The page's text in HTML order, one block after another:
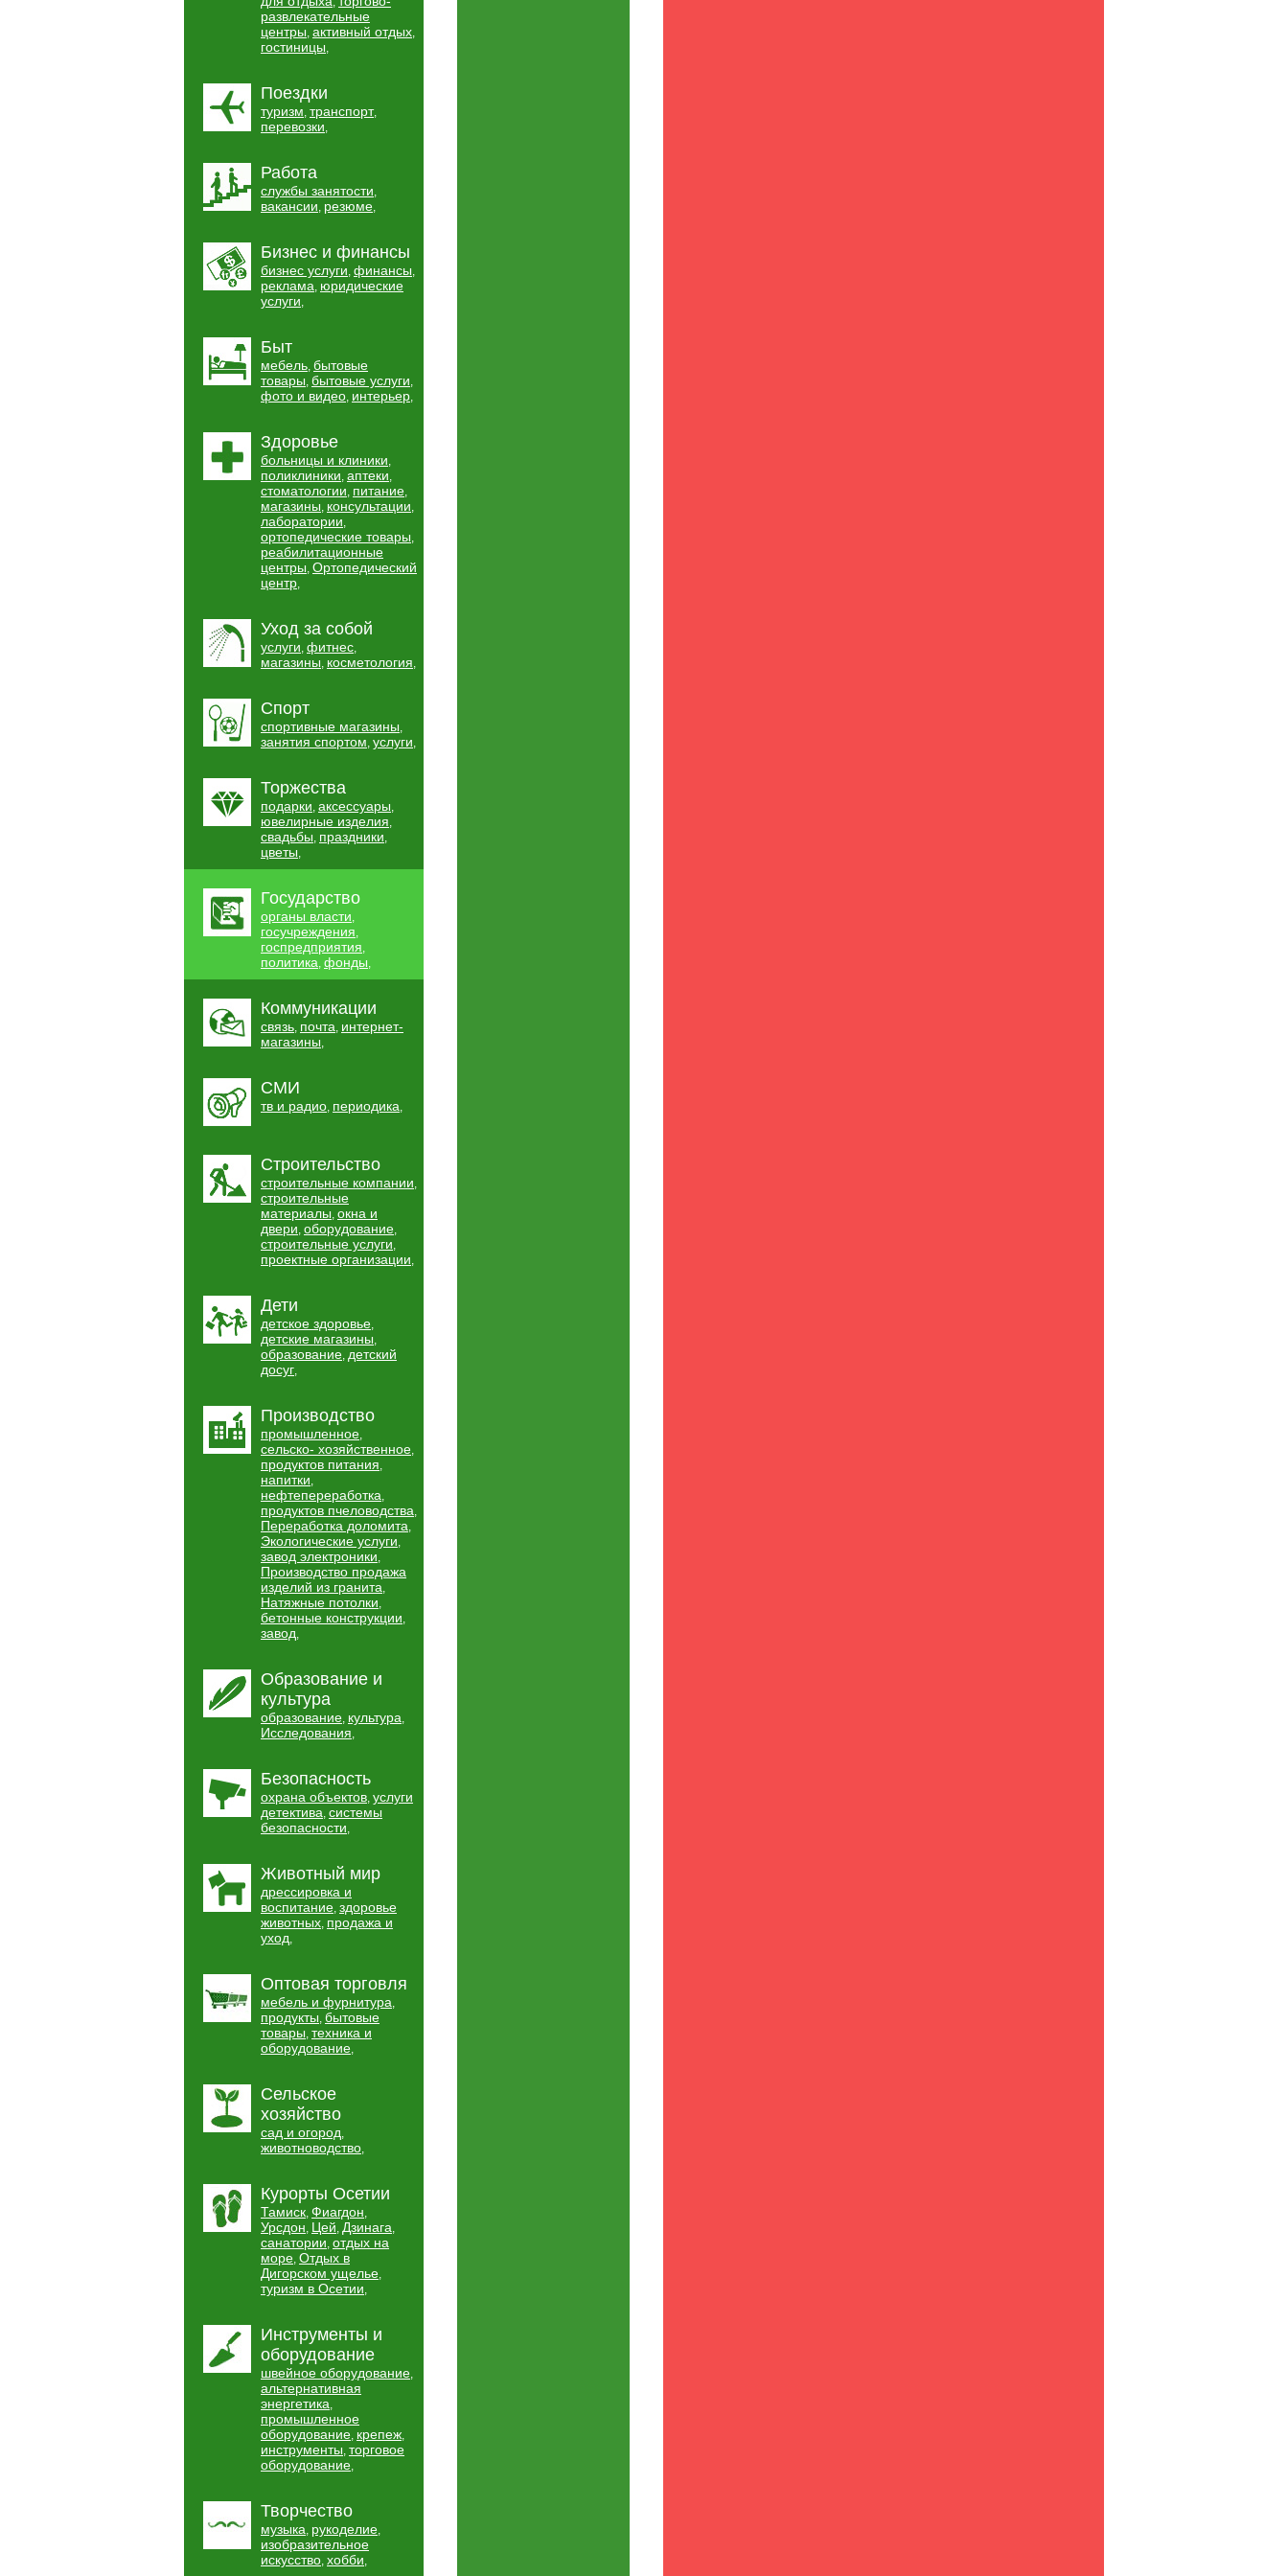
развлекательные
центры, активный отдых,
гостиницы,
Поездки
туризм, транспорт,
перевозки,
Работа
службы занятости,
вакансии, резюме,
Бизнес и финансы
бизнес услуги, финансы,
реклама, юридические
услуги,
Быт
мебель, бытовые
товары, бытовые услуги,
фото и видео, интерьер,
Здоровье
больницы и клиники,
поликлиники, аптеки,
стоматологии, питание,
магазины, консультации,
лаборатории,
ортопедические товары,
реабилитационные
центры, Ортопедический
центр,
Уход за собой
услуги, фитнес,
магазины, косметология,
Спорт
спортивные магазины,
занятия спортом, услуги,
Торжества
подарки, аксессуары,
ювелирные изделия,
свадьбы, праздники,
цветы,
Государство
органы власти,
госучреждения,
госпредприятия,
политика, фонды,
Коммуникации
связь, почта, интернет-
магазины,
СМИ
тв и радио, периодика,
Строительство
строительные компании,
строительные
материалы, окна и
двери, оборудование,
строительные услуги,
проектные организации,
Дети
детское здоровье,
детские магазины,
образование, детский
досуг,
Производство
промышленное,
сельско- хозяйственное,
продуктов питания,
напитки,
нефтепереработка,
продуктов пчеловодства,
Переработка доломита,
Экологические услуги,
завод электроники,
Производство продажа
изделий из гранита,
Натяжные потолки,
бетонные конструкции,
завод,
Образование и
культура
образование, культура,
Исследования,
Безопасность
охрана объектов, услуги
детектива, системы
безопасности,
Животный мир
дрессировка и
воспитание, здоровье
животных, продажа и
уход,
Оптовая торговля
мебель и фурнитура,
продукты, бытовые
товары, техника и
оборудование,
Сельское
хозяйство
сад и огород,
животноводство,
Курорты Осетии
Тамиск, Фиагдон,
Урсдон, Цей, Дзинага,
санатории, отдых на
море, Отдых в
Дигорском ущелье,
туризм в Осетии,
Инструменты и
оборудование
швейное оборудование,
альтернативная
энергетика,
промышленное
оборудование, крепеж,
инструменты, торговое
оборудование,
Творчество
музыка, рукоделие,
изобразительное
искусство, хобби,